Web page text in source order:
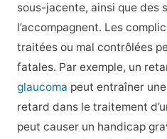
sous-jacente, ainsi que des
l’accompagnent. Les
traitées ou mal contrôlées
fatales. Par exemple, un
glaucoma peut entraîner
retard dans le traitement
peut causer un handicap